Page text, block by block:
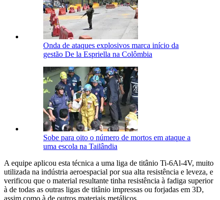
Onda de ataques explosivos marca início da
gestão De la Espriella na Colômbia
Sobe para oito o número de mortos em ataque a
uma escola na Tailândia
A equipe aplicou esta técnica a uma liga de titânio Ti-6Al-4V, muito
utilizada na indústria aeroespacial por sua alta resistência e leveza, e
verificou que o material resultante tinha resistência à fadiga superior
à de todas as outras ligas de titânio impressas ou forjadas em 3D,